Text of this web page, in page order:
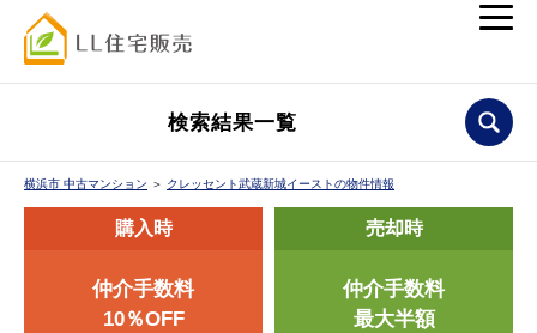
検索結果一覧
横浜市 中古マンション ＞ クレッセント武蔵新城イーストの物件情報
購入時
仲介手数料
10％OFF
売却時
仲介手数料
最大半額